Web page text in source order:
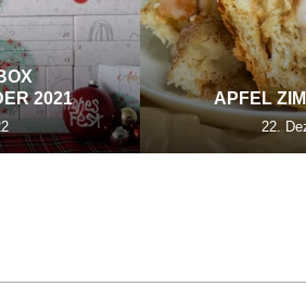
2021
APFEL
22.